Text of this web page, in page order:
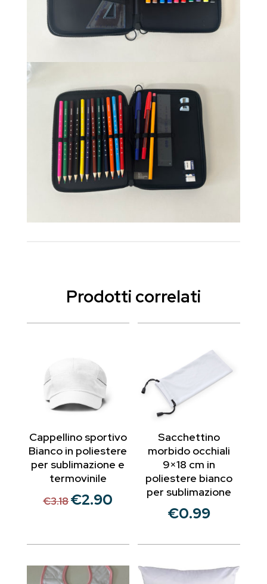
Prodotti correlati
Cappellino sportivo
Bianco in poliestere
per sublimazione e
termovinile
€3.18 Il
era:
€2.90
è:
Sacchettino
morbido occhiali
9×18 cm in
poliestere bianco
per sublimazione
€0.99